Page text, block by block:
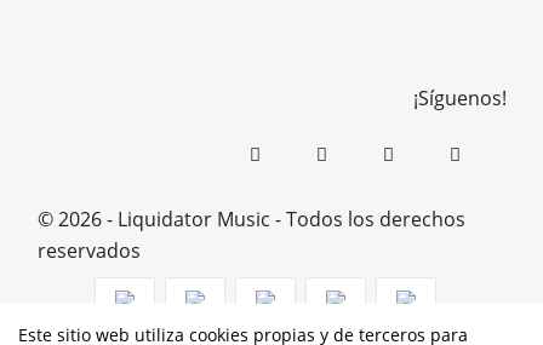
¡Síguenos!
Este sitio web utiliza cookies propias y de terceros para
© 2026 - Liquidator Music - Todos los derechos
reservados